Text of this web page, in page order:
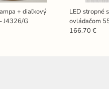
+ diaľkový
J4326/G
LED stropné
ovládačom
166.70 €